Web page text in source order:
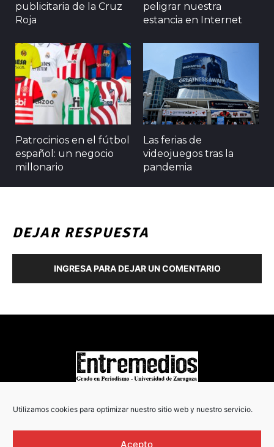
Utilizamos cookies para optimizar nuestro sitio web y nuestro servicio.
Acepto
publicitaria de la Cruz
Roja
peligrar nuestra
estancia en Internet
Patrocinios en el fútbol
español: un negocio
millonario
Las ferias de
videojuegos tras la
pandemia
DEJAR RESPUESTA
INGRESA PARA DEJAR UN COMENTARIO